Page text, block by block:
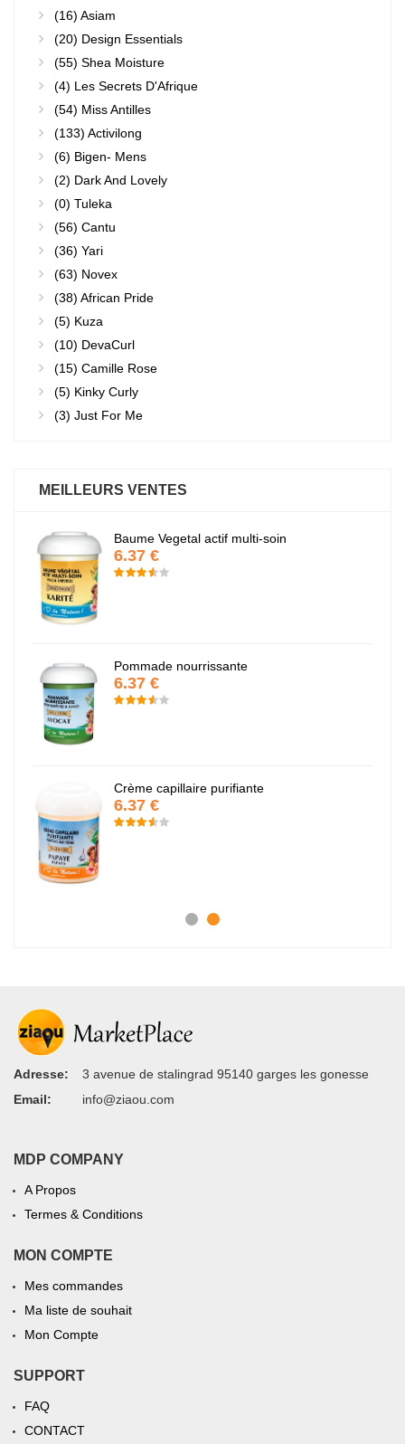
(16) Asiam
(20) Design Essentials
(55) Shea Moisture
(4) Les Secrets D'Afrique
(54) Miss Antilles
(133) Activilong
(6) Bigen- Mens
(2) Dark And Lovely
(0) Tuleka
(56) Cantu
(36) Yari
(63) Novex
(38) African Pride
(5) Kuza
(10) DevaCurl
(15) Camille Rose
(5) Kinky Curly
(3) Just For Me
MEILLEURS VENTES
Baume Vegetal actif multi-soin
6.37 €
Pommade nourrissante
6.37 €
Crème capillaire purifiante
6.37 €
Adresse:
3 avenue de stalingrad 95140 garges les gonesse
Email:
info@ziaou.com
MDP COMPANY
A Propos
Termes & Conditions
MON COMPTE
Mes commandes
Ma liste de souhait
Mon Compte
SUPPORT
FAQ
CONTACT